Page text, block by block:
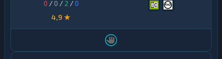
0 / 0 / 2 /0
4,9 ★